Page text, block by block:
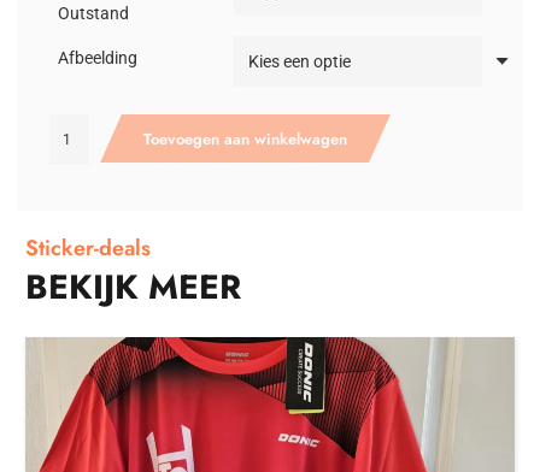
Outstand
Afbeelding
sticker
aantal
Toevoegen aan winkelwagen
Sticker-deals
BEKIJK MEER